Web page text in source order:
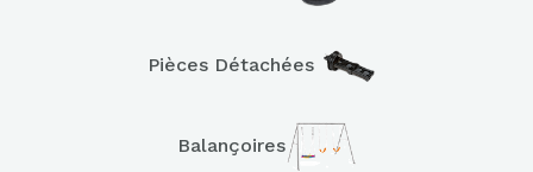
Pièces Détachées
Balançoires